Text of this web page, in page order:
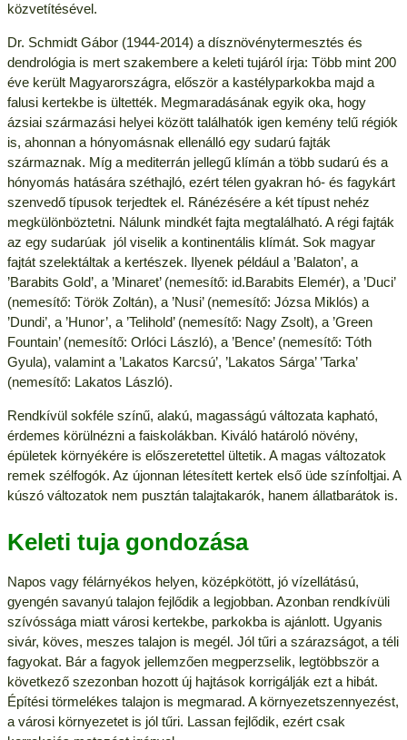
közvetítésével.
Dr. Schmidt Gábor (1944-2014) a dísznövénytermesztés és
dendrológia is mert szakembere a keleti tujáról írja: Több mint 200
éve került Magyarországra, először a kastélyparkokba majd a
falusi kertekbe is ültették. Megmaradásának egyik oka, hogy
ázsiai származási helyei között találhatók igen kemény telű régiók
is, ahonnan a hónyomásnak ellenálló egy sudarú fajták
származnak. Míg a mediterrán jellegű klímán a több sudarú és a
hónyomás hatására széthajló, ezért télen gyakran hó- és fagykárt
szenvedő típusok terjedtek el. Ránézésére a két típust nehéz
megkülönböztetni. Nálunk mindkét fajta megtalálható. A régi fajták
az egy sudarúak jól viselik a kontinentális klímát. Sok magyar
fajtát szelektáltak a kertészek. Ilyenek például a ’Balaton’, a
’Barabits Gold’, a ’Minaret’ (nemesítő: id.Barabits Elemér), a ’Duci’
(nemesítő: Török Zoltán), a ’Nusi’ (nemesítő: Józsa Miklós) a
’Dundi’, a ’Hunor’, a ’Telihold’ (nemesítő: Nagy Zsolt), a ’Green
Fountain’ (nemesítő: Orlóci László), a ’Bence’ (nemesítő: Tóth
Gyula), valamint a ’Lakatos Karcsú’, ’Lakatos Sárga’ ’Tarka’
(nemesítő: Lakatos László).
Rendkívül sokféle színű, alakú, magasságú változata kapható,
érdemes körülnézni a faiskolákban. Kiváló határoló növény,
épületek környékére is előszeretettel ültetik. A magas változatok
remek szélfogók. Az újonnan létesített kertek első üde színfoltjai. A
kúszó változatok nem pusztán talajtakarók, hanem állatbarátok is.
Keleti tuja gondozása
Napos vagy félárnyékos helyen, középkötött, jó vízellátású,
gyengén savanyú talajon fejlődik a legjobban. Azonban rendkívüli
szívóssága miatt városi kertekbe, parkokba is ajánlott. Ugyanis
sivár, köves, meszes talajon is megél. Jól tűri a szárazságot, a téli
fagyokat. Bár a fagyok jellemzően megperzselik, legtöbbször a
következő szezonban hozott új hajtások korrigálják ezt a hibát.
Építési törmelékes talajon is megmarad. A környezetszennyezést,
a városi környezetet is jól tűri. Lassan fejlődik, ezért csak